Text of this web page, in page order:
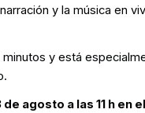
y la música en
y está
agosto a las 11 h en